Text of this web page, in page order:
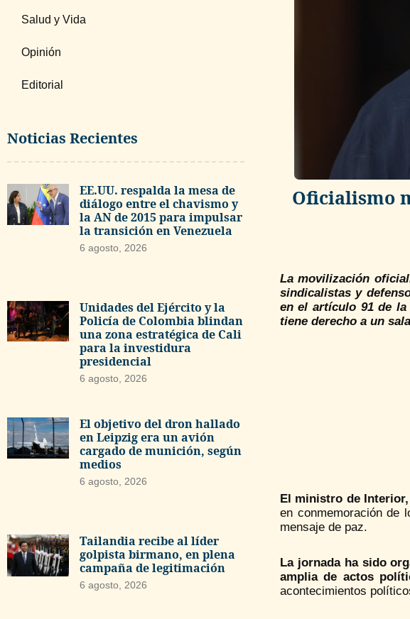
Salud y Vida
Opinión
Editorial
Noticias Recientes
EE.UU. respalda la mesa de
diálogo entre el chavismo y
la AN de 2015 para impulsar
la transición en Venezuela
6 agosto, 2026
Unidades del Ejército y la
Policía de Colombia blindan
una zona estratégica de Cali
para la investidura
presidencial
6 agosto, 2026
El objetivo del dron hallado
en Leipzig era un avión
cargado de munición, según
medios
6 agosto, 2026
Tailandia recibe al líder
golpista birmano, en plena
campaña de legitimación
6 agosto, 2026
Oficialismo
La movilización
sindicalistas y
en el artículo 91 de la
tiene derecho a un
El ministro de
en conmemoración de
mensaje de paz.
La jornada ha sido
amplia de actos
acontecimientos